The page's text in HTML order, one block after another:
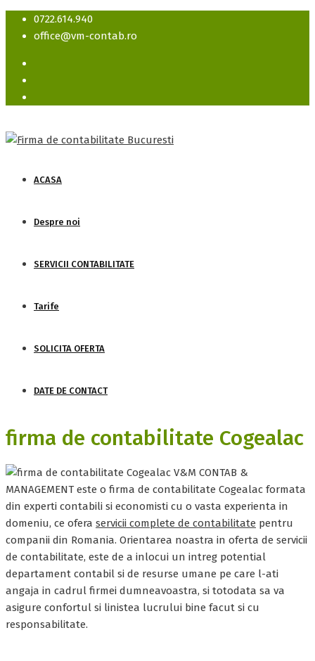
0722.614.940
office@vm-contab.ro
ACASA
Despre noi
SERVICII CONTABILITATE
Tarife
SOLICITA OFERTA
DATE DE CONTACT
firma de contabilitate Cogealac
V&M CONTAB &
MANAGEMENT este o firma de contabilitate Cogealac formata
din experti contabili si economisti cu o vasta experienta in
domeniu, ce ofera servicii complete de contabilitate pentru
companii din Romania. Orientarea noastra in oferta de servicii
de contabilitate, este de a inlocui un intreg potential
departament contabil si de resurse umane pe care l-ati
angaja in cadrul firmei dumneavoastra, si totodata sa va
asigure confortul si linistea lucrului bine facut si cu
responsabilitate.